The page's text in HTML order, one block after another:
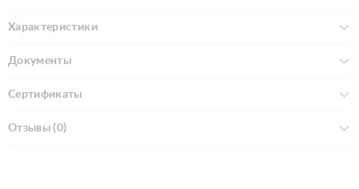
Характеристики
Документы
Сертификаты
Отзывы (0)